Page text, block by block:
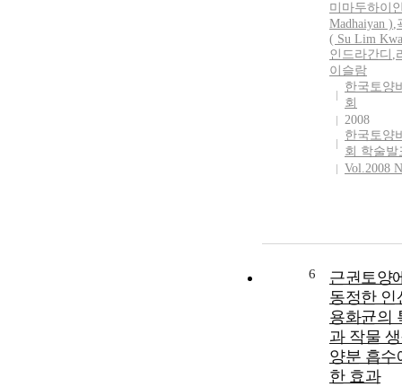
미마두하이
Madhaiyan ),
( Su Lim
인드라간디 ,
이슬람
한국토양
회
2008
한국토양
회 학술발
Vol.2008
6
근권토양
동정한 인
용화균의
과 작물
양분 흡수
한 효과